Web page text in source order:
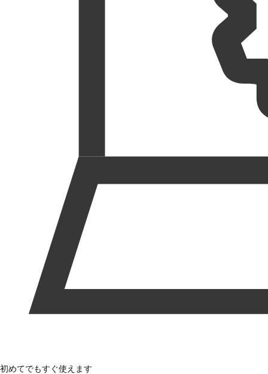
初めてでもすぐ使えます